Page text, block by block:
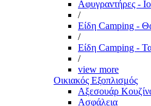
Αφυγραντήρες -
/
Είδη Camping -
/
Είδη Camping -
/
view more
Οικιακός Εξοπλισμός
Αξεσουάρ
Ασφάλεια